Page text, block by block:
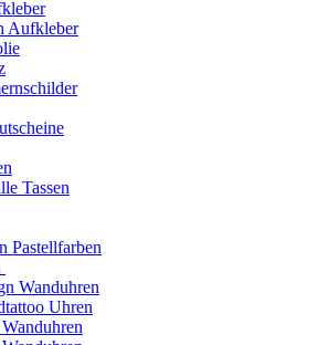
Aufkleber
Tassen
Pastellfarben
Wanduhren
Uhren